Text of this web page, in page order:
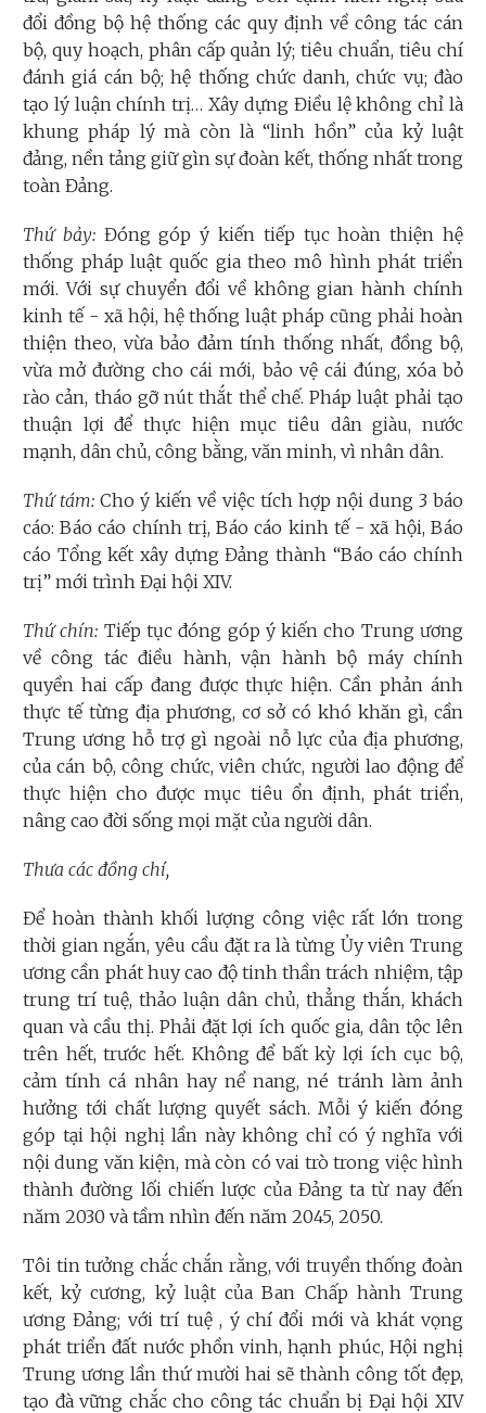
đổi đồng bộ hệ thống các quy định về công tác cán
bộ, quy hoạch, phân cấp quản lý; tiêu chuẩn, tiêu chí
đánh giá cán bộ; hệ thống chức danh, chức vụ; đào
tạo lý luận chính trị… Xây dựng Điều lệ không chỉ là
khung pháp lý mà còn là “linh hồn” của kỷ luật
đảng, nền tảng giữ gìn sự đoàn kết, thống nhất trong
toàn Đảng.
Thứ bảy: Đóng góp ý kiến tiếp tục hoàn thiện hệ
thống pháp luật quốc gia theo mô hình phát triển
mới. Với sự chuyển đổi về không gian hành chính
kinh tế - xã hội, hệ thống luật pháp cũng phải hoàn
thiện theo, vừa bảo đảm tính thống nhất, đồng bộ,
vừa mở đường cho cái mới, bảo vệ cái đúng, xóa bỏ
rào cản, tháo gỡ nút thắt thể chế. Pháp luật phải tạo
thuận lợi để thực hiện mục tiêu dân giàu, nước
mạnh, dân chủ, công bằng, văn minh, vì nhân dân.
Thứ tám:Cho ý kiến về việc tích hợp nội dung 3 báo
cáo: Báo cáo chính trị, Báo cáo kinh tế - xã hội, Báo
cáo Tổng kết xây dựng Đảng thành “Báo cáo chính
trị” mới trình Đại hội XIV.
Thứ chín: Tiếp tục đóng góp ý kiến cho Trung ương
về công tác điều hành, vận hành bộ máy chính
quyền hai cấp đang được thực hiện. Cần phản ánh
thực tế từng địa phương, cơ sở có khó khăn gì, cần
Trung ương hỗ trợ gì ngoài nỗ lực của địa phương,
của cán bộ, công chức, viên chức, người lao động để
thực hiện cho được mục tiêu ổn định, phát triển,
nâng cao đời sống mọi mặt của người dân.
Thưa các đồng chí,
Để hoàn thành khối lượng công việc rất lớn trong
thời gian ngắn, yêu cầu đặt ra là từng Ủy viên Trung
ương cần phát huy cao độ tinh thần trách nhiệm, tập
trung trí tuệ, thảo luận dân chủ, thẳng thắn, khách
quan và cầu thị. Phải đặt lợi ích quốc gia, dân tộc lên
trên hết, trước hết. Không để bất kỳ lợi ích cục bộ,
cảm tính cá nhân hay nể nang, né tránh làm ảnh
hưởng tới chất lượng quyết sách. Mỗi ý kiến đóng
góp tại hội nghị lần này không chỉ có ý nghĩa với
nội dung văn kiện, mà còn có vai trò trong việc hình
thành đường lối chiến lược của Đảng ta từ nay đến
năm 2030 và tầm nhìn đến năm 2045, 2050.
Tôi tin tưởng chắc chắn rằng, với truyền thống đoàn
kết, kỷ cương, kỷ luật của Ban Chấp hành Trung
ương Đảng; với trí tuệ , ý chí đổi mới và khát vọng
phát triển đất nước phồn vinh, hạnh phúc, Hội nghị
Trung ương lần thứ mười hai sẽ thành công tốt đẹp,
tạo đà vững chắc cho công tác chuẩn bị Đại hội XIV